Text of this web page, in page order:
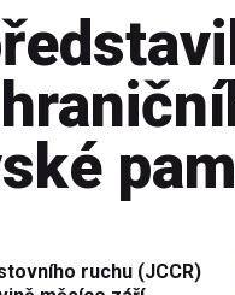
ruchu (JCCR)